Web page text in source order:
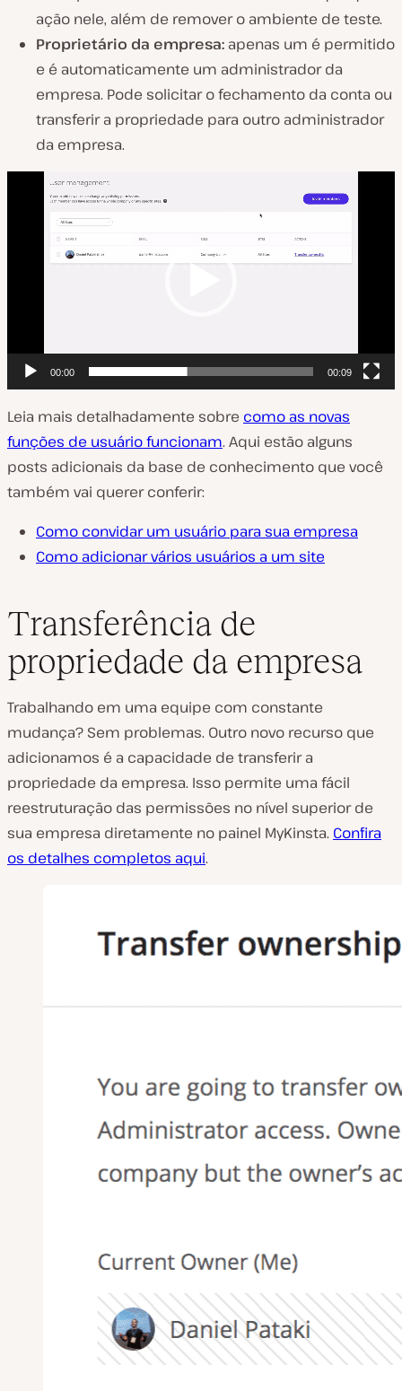
ação nele, além de remover o ambiente de teste.
Proprietário da empresa: apenas um é permitido
e é automaticamente um administrador da
empresa. Pode solicitar o fechamento da conta ou
transferir a propriedade para outro administrador
da empresa.
t
r
d
e
v
00:00 00:09
Leia mais detalhadamente sobre como as novas
funções de usuário funcionam. Aqui estão alguns
posts adicionais da base de conhecimento que você
também vai querer conferir:
Como convidar um usuário para sua empresa
Como adicionar vários usuários a um site
Transferência de
propriedade da empresa
Trabalhando em uma equipe com constante
mudança? Sem problemas. Outro novo recurso que
adicionamos é a capacidade de transferir a
propriedade da empresa. Isso permite uma fácil
reestruturação das permissões no nível superior de
sua empresa diretamente no painel MyKinsta. Confira
os detalhes completos aqui.